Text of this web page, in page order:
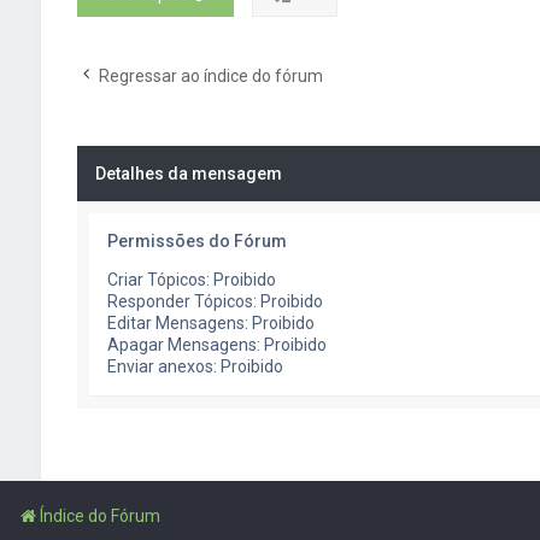
Regressar ao índice do fórum
Detalhes da mensagem
Permissões do Fórum
Criar Tópicos: Proibido
Responder Tópicos: Proibido
Editar Mensagens: Proibido
Apagar Mensagens: Proibido
Enviar anexos: Proibido
Índice do Fórum